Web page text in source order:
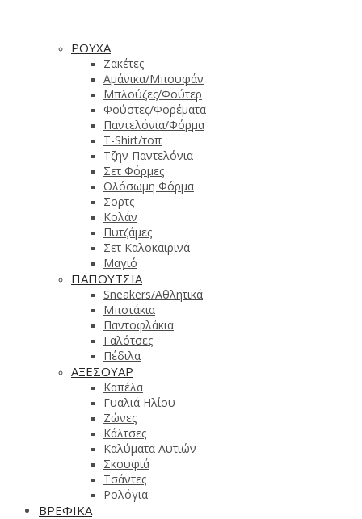
ΡΟΥΧΑ
Ζακέτες
Αμάνικα/Μπουφάν
Μπλούζες/Φούτερ
Φούστες/Φορέματα
Παντελόνια/Φόρμα
T-Shirt/τοπ
Τζην Παντελόνια
Σετ Φόρμες
Ολόσωμη Φόρμα
Σορτς
Κολάν
Πυτζάμες
Σετ Καλοκαιρινά
Μαγιό
ΠΑΠΟΥΤΣΙΑ
Sneakers/Αθλητικά
Μποτάκια
Παντοφλάκια
Γαλότσες
Πέδιλα
ΑΞΕΣΟΥΑΡ
Καπέλα
Γυαλιά Ηλίου
Ζώνες
Κάλτσες
Καλύματα Αυτιών
Σκουφιά
Τσάντες
Ρολόγια
ΒΡΕΦΙΚΑ